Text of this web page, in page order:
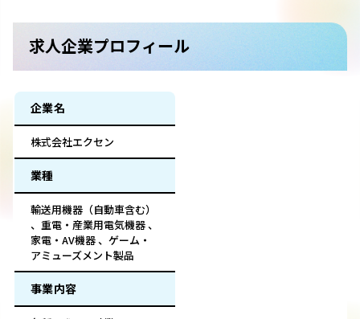
求人企業プロフィール
企業名
株式会社エクセン
業種
輸送用機器（自動車含む）
、重電・産業用電気機器 、
家電・AV機器 、ゲーム・
アミューズメント製品
事業内容